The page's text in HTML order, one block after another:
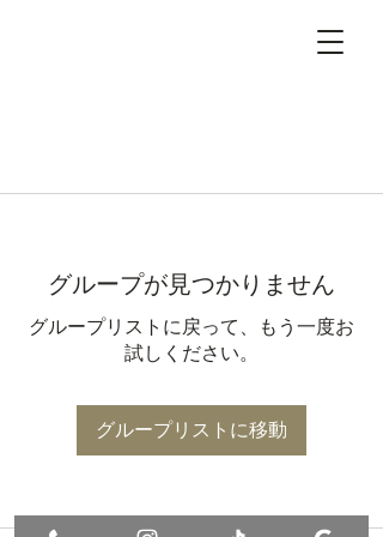
グループが見つかりません
グループリストに戻って、もう一度お
試しください。
グループリストに移動